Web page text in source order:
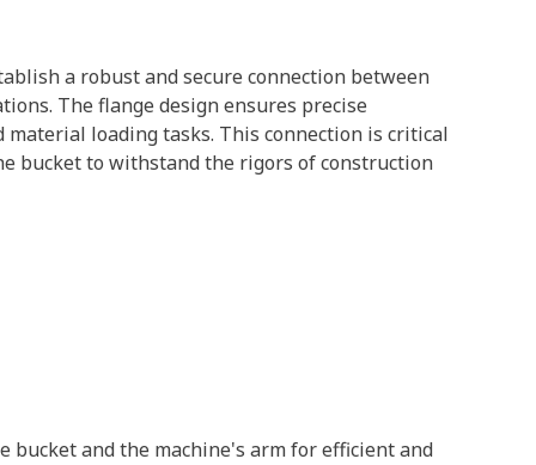
a robust and secure connection between
The flange design ensures precise
loading tasks. This connection is critical
bucket to withstand the rigors of construction
bucket and the machine's arm for efficient and